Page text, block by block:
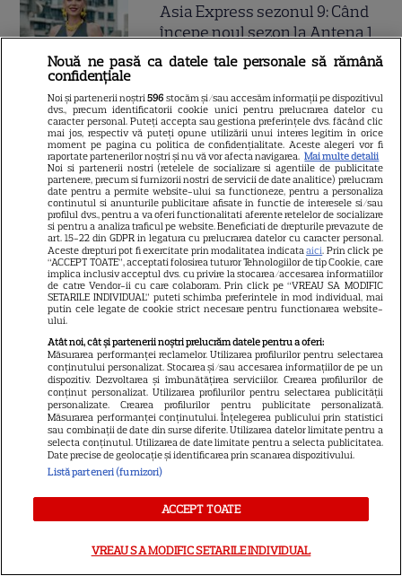
13
Asia Express sezonul 9: Când
începe noul sezon la Antena 1
și ce traseu vor parcurge
concurenții
VEDETE STRĂINE
Penélope Cruz rupe tăcerea
despre mariajul cu Javier
Bardem: „Încă mai învăț lucruri
despre el”
11
VEDETE ROMÂNEŞTI
Jumătate de secol de
confuzia din spatele notei 1.00
și povestea neștiută a tabelei
de la Montreal
VEDETE ROMÂNEŞTI
De ce a suferit Adela Popescu
detaliul care a salvat-o în
Nouă ne pasă ca datele tale personale să rămână
confidențiale
Noi și partenerii noștri596 stocăm și/sau accesăm informații pe dispozitivul
dvs., precum identificatorii cookie unici pentru prelucrarea datelor cu
caracter personal. Puteți accepta sau gestiona preferințele dvs. făcând clic
mai jos, respectiv vă puteți opune utilizării unui interes legitim în orice
moment pe pagina cu politica de confidențialitate. Aceste alegeri vor fi
raportate partenerilor noștri și nu vă vor afecta navigarea. Mai multe detalii
Noi si partenerii nostri (retelele de socializare si agentiile de publicitate
partenere, precum si furnizorii nostri de servicii de date analitice) prelucram
date pentru a permite website-ului sa functioneze, pentru a personaliza
continutul si anunturile publicitare afisate in functie de interesele si/sau
profilul dvs., pentru a va oferi functionalitati aferente retelelor de socializare
si pentru a analiza traficul pe website. Beneficiati de drepturile prevazute de
art. 15-22 din GDPR in legatura cu prelucrarea datelor cu caracter personal.
Aceste drepturi pot fi exercitate prin modalitatea indicataaici. Prin click pe
“ACCEPT TOATE”, acceptati folosirea tuturor Tehnologiilor de tip Cookie, care
implica inclusiv acceptul dvs. cu privire la stocarea/accesarea informatiilor
de catre Vendor-ii cu care colaboram. Prin click pe “VREAU SA MODIFIC
SETARILE INDIVIDUAL” puteti schimba preferintele in mod individual, mai
putin cele legate de cookie strict necesare pentru functionarea website-
ului.
Atât noi, cât și partenerii noștri prelucrăm datele pentru a oferi:
Măsurarea performanței reclamelor. Utilizarea profilurilor pentru selectarea
conținutului personalizat. Stocarea și/sau accesarea informațiilor de pe un
dispozitiv. Dezvoltarea și îmbunătățirea serviciilor. Crearea profilurilor de
conținut personalizat. Utilizarea profilurilor pentru selectarea publicității
personalizate. Crearea profilurilor pentru publicitate personalizată.
Măsurarea performanței conținutului. Înțelegerea publicului prin statistici
sau combinații de date din surse diferite. Utilizarea datelor limitate pentru a
selecta conținutul. Utilizarea de date limitate pentru a selecta publicitatea.
Date precise de geolocație și identificarea prin scanarea dispozitivului.
Listă parteneri (furnizori)
ACCEPT TOATE
VREAU SA MODIFIC SETARILE INDIVIDUAL